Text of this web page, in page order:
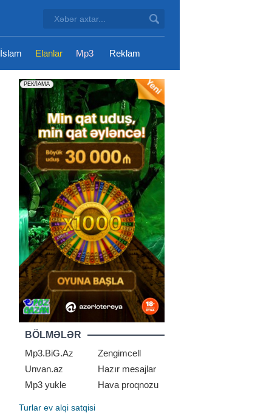
İslam Elanlar Mp3 Reklam
BÖLMƏLƏR
Mp3.BiG.Az
Zengimcell
Unvan.az
Hazır mesajlar
Mp3 yukle
Hava proqnozu
Turlar ev alqi satqisi